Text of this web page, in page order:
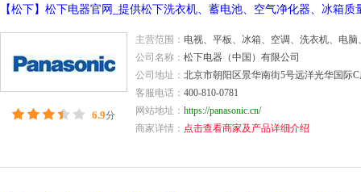
6.9分
主营范围： 电视、平板、冰箱、空调、洗衣机、电脑
公司名称：松下电器（中国）有限公司
公司地址：北京市朝阳区景华南街5号远洋光华国际
客服电话：400-810-0781
网站地址：https://panasonic.cn/
商家详情： 点击查看商家及产品详细介绍